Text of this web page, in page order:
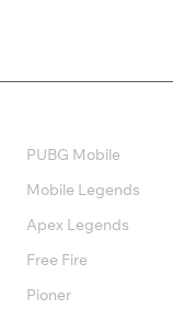
PUBG Mobile
Mobile Legends
Apex Legends
Free Fire
Pioner